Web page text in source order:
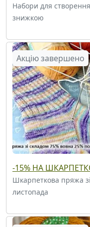
Набори для створення
знижкою
Акцію завершено
-15% НА
Шкарпеткова пряжа
листопада